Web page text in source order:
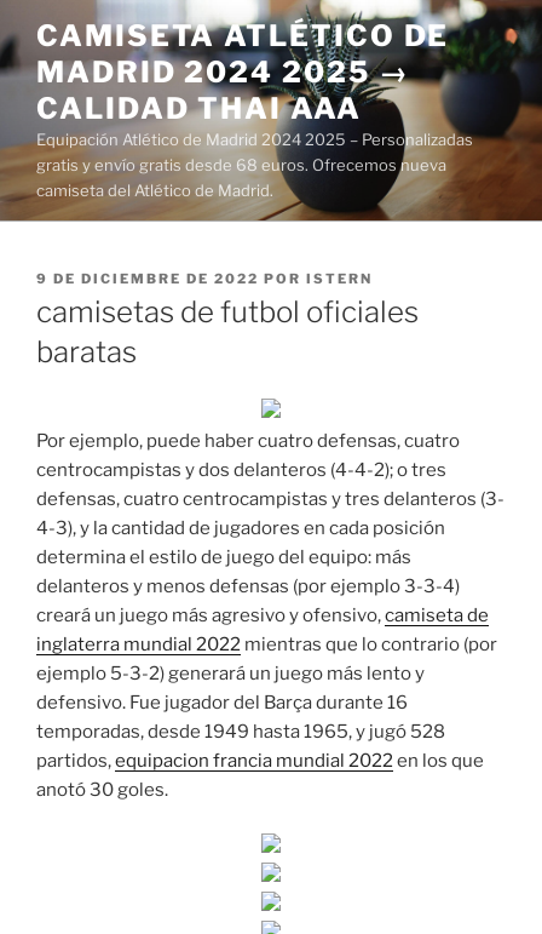
al
contenido
CAMISETA ATLÉTICO DE
MADRID 2024 2025 →
CALIDAD THAI AAA
Equipación Atlético de Madrid 2024 2025 – Personalizadas
gratis y envío gratis desde 68 euros. Ofrecemos nueva
camiseta del Atlético de Madrid.
PUBLICADO
9 DE DICIEMBRE DE 2022 POR ISTERN
camisetas de futbol oficiales
baratas
Por ejemplo, puede haber cuatro defensas, cuatro
centrocampistas y dos delanteros (4-4-2); o tres
defensas, cuatro centrocampistas y tres delanteros (3-
4-3), y la cantidad de jugadores en cada posición
determina el estilo de juego del equipo: más
delanteros y menos defensas (por ejemplo 3-3-4)
creará un juego más agresivo y ofensivo,camiseta de
inglaterra mundial 2022 mientras que lo contrario (por
ejemplo 5-3-2) generará un juego más lento y
defensivo. Fue jugador del Barça durante 16
temporadas, desde 1949 hasta 1965, y jugó 528
partidos,equipacion francia mundial 2022en los que
anotó 30 goles.